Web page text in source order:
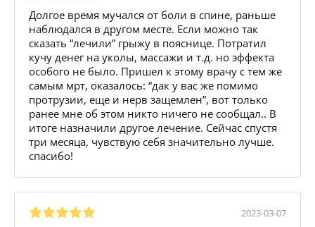
Долгое время мучался от боли в спине, раньше
наблюдался в другом месте. Если можно так
сказать “лечили” грыжу в пояснице. Потратил
кучу денег на уколы, массажи и т.д. но эффекта
особого не было. Пришел к этому врачу с тем же
самым мрт, оказалось: “дак у вас же помимо
протрузии, еще и нерв защемлен”, вот только
ранее мне об этом никто ничего не сообщал.. В
итоге назначили другое лечение. Сейчас спустя
три месяца, чувствую себя значительно лучше.
спасибо!
2023-03-07